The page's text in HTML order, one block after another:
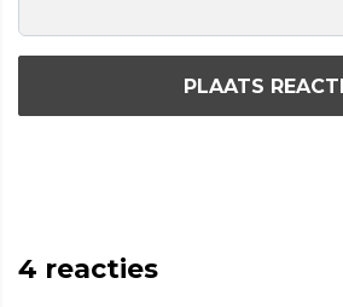
PLAATS
4 reacties